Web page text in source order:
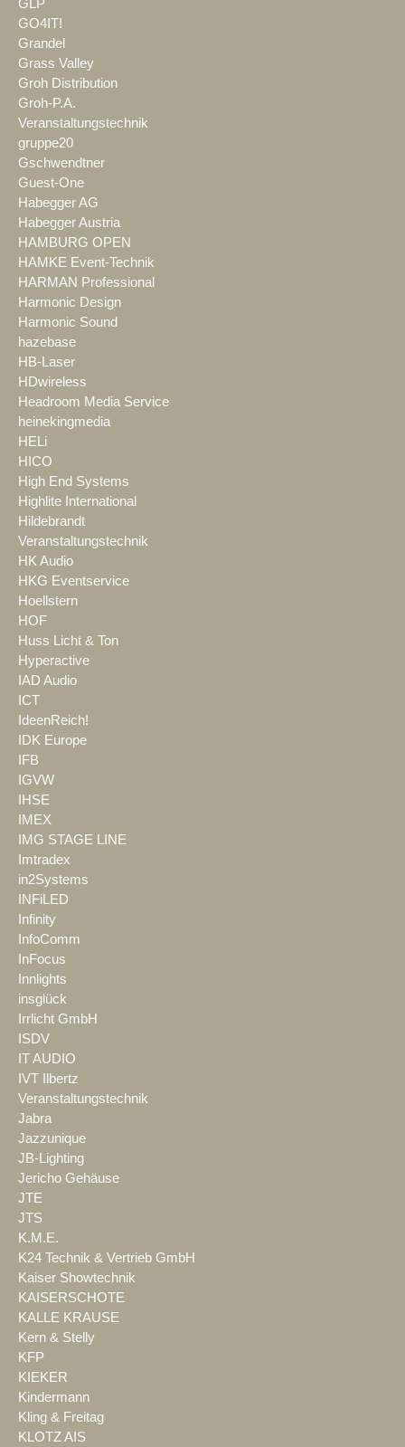
GLP
GO4IT!
Grandel
Grass Valley
Groh Distribution
Groh-P.A.
Veranstaltungstechnik
gruppe20
Gschwendtner
Guest-One
Habegger AG
Habegger Austria
HAMBURG OPEN
HAMKE Event-Technik
HARMAN Professional
Harmonic Design
Harmonic Sound
hazebase
HB-Laser
HDwireless
Headroom Media Service
heinekingmedia
HELi
HICO
High End Systems
Highlite International
Hildebrandt
Veranstaltungstechnik
HK Audio
HKG Eventservice
Hoellstern
HOF
Huss Licht & Ton
Hyperactive
IAD Audio
ICT
IdeenReich!
IDK Europe
IFB
IGVW
IHSE
IMEX
IMG STAGE LINE
Imtradex
in2Systems
INFiLED
Infinity
InfoComm
InFocus
Innlights
insglück
Irrlicht GmbH
ISDV
IT AUDIO
IVT Ilbertz
Veranstaltungstechnik
Jabra
Jazzunique
JB-Lighting
Jericho Gehäuse
JTE
JTS
K.M.E.
K24 Technik & Vertrieb GmbH
Kaiser Showtechnik
KAISERSCHOTE
KALLE KRAUSE
Kern & Stelly
KFP
KIEKER
Kindermann
Kling & Freitag
KLOTZ AIS